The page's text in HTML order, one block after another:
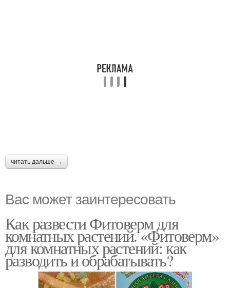
читать дальше →
Вас может заинтересовать
Как развести Фитоверм для
комнатных растений. «Фитоверм»
для комнатных растений: как
разводить и обрабатывать?